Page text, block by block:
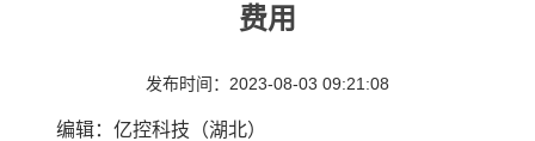
费用
发布时间：2023-08-03 09:21:08
编辑：亿控科技（湖北）